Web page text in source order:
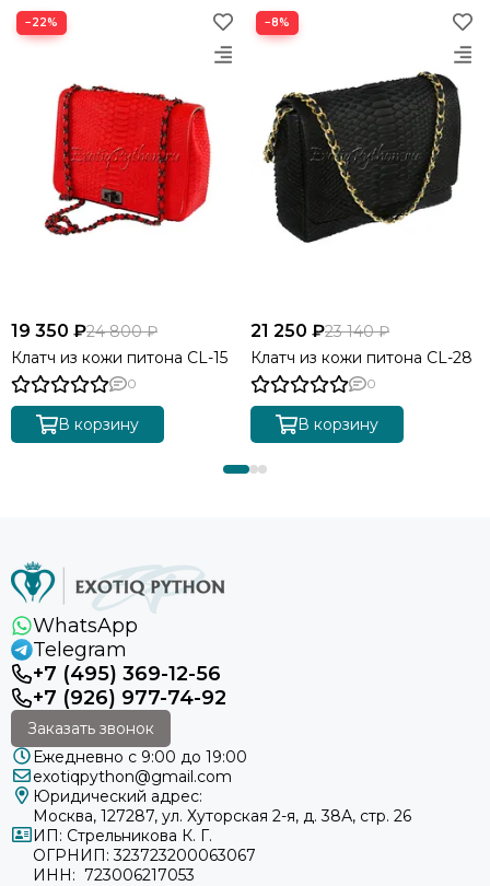
−22%
19 350 ₽24 800 ₽
Клатч из кожи питона CL-15
0
В корзину
−8%
21 250 ₽23 140 ₽
Клатч из кожи питона CL-28
0
В корзину
WhatsApp
Telegram
+7 (495) 369-12-56
+7 (926) 977-74-92
Заказать звонок
Ежедневно с 9:00 до 19:00
exotiqpython@gmail.com
Юридический адрес:
Москва, 127287, ул. Хуторская 2-я, д. 38А, стр. 26
ИП: Стрельникова К. Г.
ОГРНИП: 323723200063067
ИНН: 723006217053